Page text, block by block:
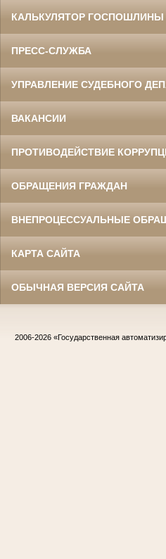
КАЛЬКУЛЯТОР ГОСПОШЛИНЫ
ПРЕСС-СЛУЖБА
УПРАВЛЕНИЕ СУДЕБНОГО
ВАКАНСИИ
ПРОТИВОДЕЙСТВИЕ
ОБРАЩЕНИЯ ГРАЖДАН
ВНЕПРОЦЕССУАЛЬНЫЕ
КАРТА САЙТА
ОБЫЧНАЯ ВЕРСИЯ САЙТА
2006-2026 «Государственная